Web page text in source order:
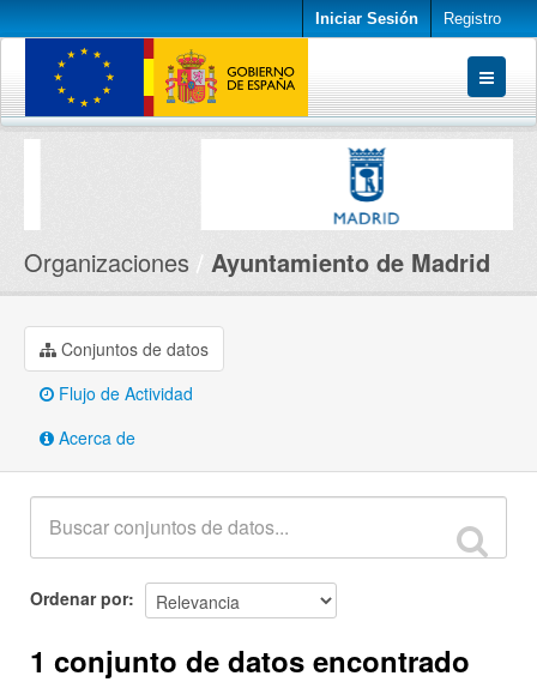
Iniciar Sesión Registro
Conjuntos de datos
Organizaciones Ayuntamiento de Madrid
Conjuntos de datos
Flujo de Actividad
Acerca de
Ordenar por
1 conjunto de datos encontrado